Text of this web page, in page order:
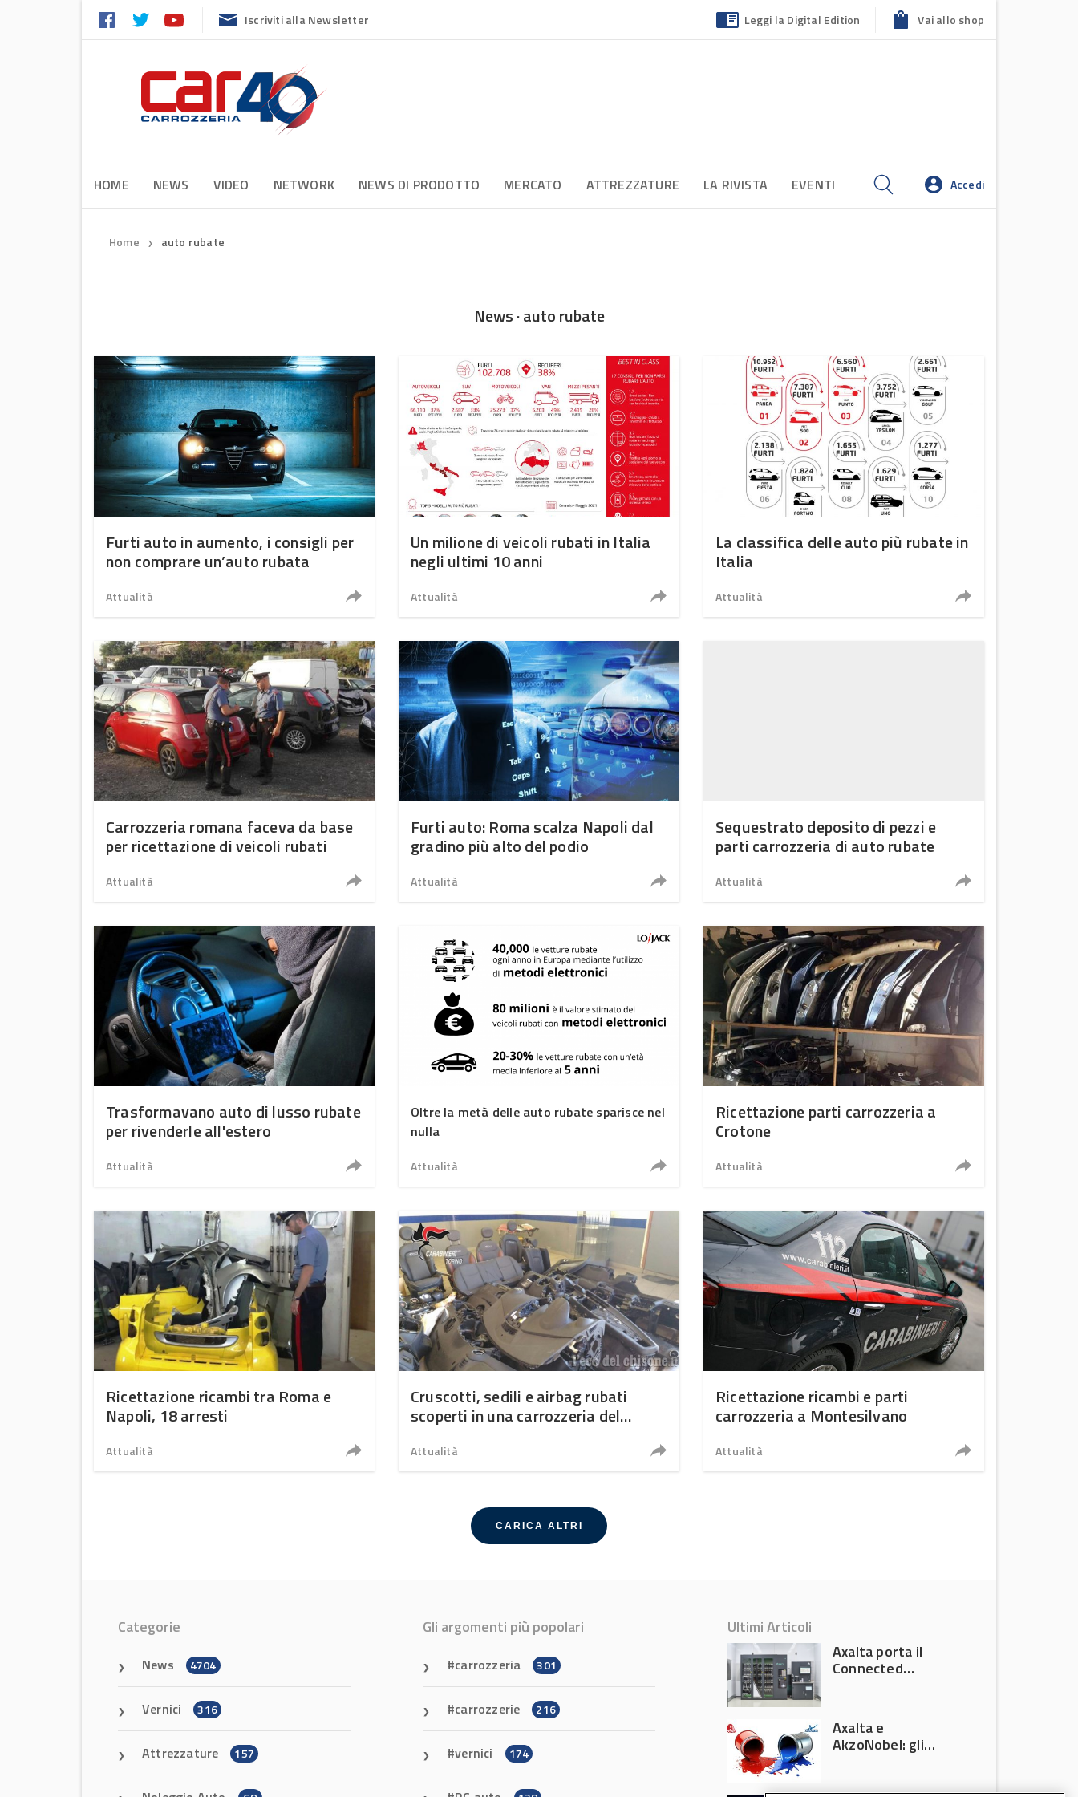
Iscriviti alla Newsletter Leggi la Digital Edition Vai allo shop
HOME NEWS VIDEO NETWORK NEWS DI PRODOTTO MERCATO ATTREZZATURE LA RIVISTA EVENTI Accedi
Home ❯ auto rubate
News · auto rubate
Furti auto in aumento, i consigli per
non comprare un’auto rubata
Attualità
Un milione di veicoli rubati in Italia
negli ultimi 10 anni
Attualità
La classifica delle auto più rubate in
Italia
Attualità
Carrozzeria romana faceva da base
per ricettazione di veicoli rubati
Attualità
Furti auto: Roma scalza Napoli dal
gradino più alto del podio
Attualità
Sequestrato deposito di pezzi e
parti carrozzeria di auto rubate
Attualità
Trasformavano auto di lusso rubate
per rivenderle all'estero
Attualità
Oltre la metà delle auto rubate sparisce nel
nulla
Attualità
Ricettazione parti carrozzeria a
Crotone
Attualità
Ricettazione ricambi tra Roma e
Napoli, 18 arresti
Attualità
Cruscotti, sedili e airbag rubati
scoperti in una carrozzeria del
Attualità
Ricettazione ricambi e parti
carrozzeria a Montesilvano
Attualità
CARICA ALTRI
Categorie
News 4704
Vernici 316
Attrezzature 157
Gli argomenti più popolari
carrozzeria 301
carrozzerie 216
vernici 174
Ultimi Articoli
Axalta porta il
Connected
Automechanika
Frankfurt 2026
Axalta e
AkzoNobel: gli